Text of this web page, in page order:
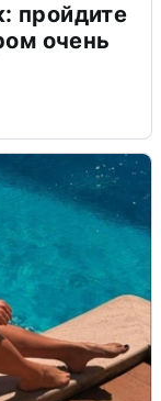
пройдите
очень